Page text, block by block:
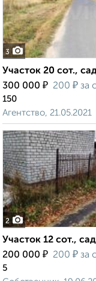
3
Участок 20 сот.,
300 000 ₽ 200 ₽ за
150
Агентство, 21.05.2021
2
Участок 12 сот.,
200 000 ₽ 200 ₽ за
5